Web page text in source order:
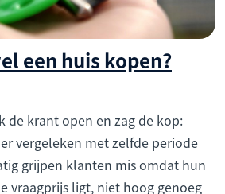
een huis kopen?
de krant open en zag de kop:
vergeleken met zelfde periode
grijpen klanten mis omdat hun
vraagprijs ligt, niet hoog genoeg